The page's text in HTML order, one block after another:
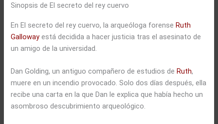
Sinopsis de El secreto del rey cuervo
En El secreto del rey cuervo, la arqueóloga forenseRuth
Galloway está decidida a hacer justicia tras el asesinato de
un amigo de la universidad.
Dan Golding, un antiguo compañero de estudios deRuth,
muere en un incendio provocado. Solo dos días después, ella
recibe una carta en la que Dan le explica que había hecho un
asombroso descubrimiento arqueológico.